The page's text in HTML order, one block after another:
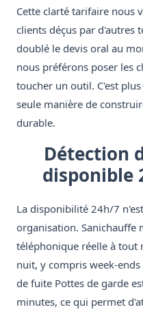
Cette clarté tarifaire nous
clients déçus par d'autres
doublé le devis oral au
nous préférons poser les
toucher un outil. C'est
seule manière de
durable.
Détection
disponible
La disponibilité 24h/7
organisation. Sanichauffe
téléphonique réelle à tout
nuit, y compris week-
de fuite Pottes de garde
minutes, ce qui permet